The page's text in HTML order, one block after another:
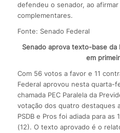
defendeu o senador, ao
complementares.
Fonte: Senado Federal
Senado aprova texto-base da
em
Com 56 votos a favor e 11
Federal aprovou nesta quarta-
chamada PEC Paralela da
votação dos quatro destaques
PSDB e Pros foi adiada para
(12). O texto aprovado é o